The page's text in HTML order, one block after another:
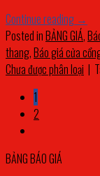
Continue reading →
Posted inBẢNG GIÁ,
thang,Báo giá cửa
Chưa được phân loại |
1
2
BẢNG BÁO GIÁ